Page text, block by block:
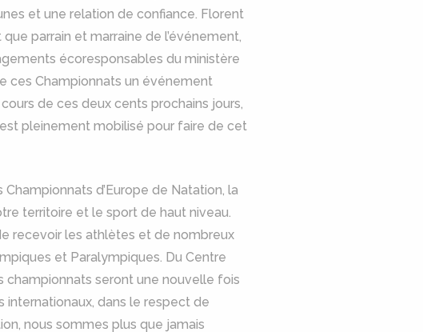
et une relation de confiance. Florent
parrain et marraine de l’événement,
écoresponsables du ministère
ces Championnats un événement
de ces deux cents prochains jours,
pleinement mobilisé pour faire de cet
Championnats d’Europe de Natation, la
territoire et le sport de haut niveau.
recevoir les athlètes et de nombreux
et Paralympiques. Du Centre
championnats seront une nouvelle fois
internationaux, dans le respect de
nous sommes plus que jamais